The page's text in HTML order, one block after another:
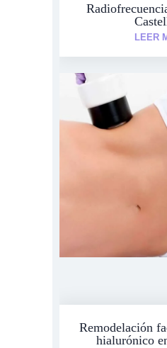
LEER
Remodelación
hialurónico